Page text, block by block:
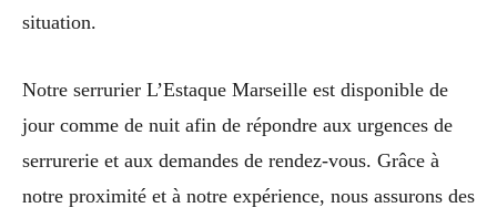
situation.
Notre serrurier L’Estaque Marseille est disponible de
jour comme de nuit afin de répondre aux urgences de
serrurerie et aux demandes de rendez-vous. Grâce à
notre proximité et à notre expérience, nous assurons des